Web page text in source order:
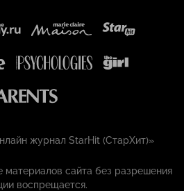
журнал StarHit (СтарХит)»
материалов сайта без разрешения
воспрещается.